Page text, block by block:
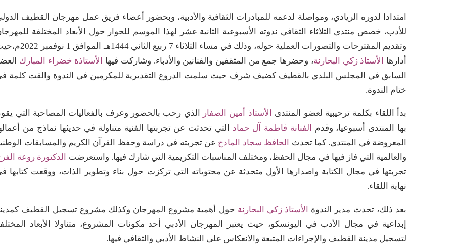
امتدادا لدوره الريادي، ومواصلة لدعمه للمبادرات الثقافية والأدبية، وبحضور أعضاء فريق عمل مهرجان القطيف
للأدب، خصص منتدى الثلاثاء الثقافي ندوته الأسبوعية الثانية عشر لهذا الموسم للحوار حول الأبعاد المختلفة
وتقديم المقترحات والتصورات العملية حوله، وذلك في مساء الثلاثاء 7 ربيع الثاني 1444هـ
أدارها
الأستاذ زكي البحارنة، وحضرها جمع من المثقفين والفنانين والأدباء. وشاركت فيها الأستاذة خضراء المبارك
السابق في المجلس البلدي بالقطيف كضيف شرف حيث سلمت الدروع التقديرية للمكرمين في الندوة والقت كلمة
ختام الندوة.
بدأ اللقاء بكلمة ترحيبية لعضو المنتدى الأستاذ أمين الصفار
الذي رحب بالحضور وعرف بالفعاليات المصاحبة التي
بها المنتدى أسبوعيا، وقدم
الفنانة فاطمة آل حماد التي تحدثت عن تجربتها الفنية متناولة في حديثها نماذج من
المعروضة في المنتدى. كما تحدث
الحافظ سجاد المادح عن تجربته في دراسة وحفظ القرآن الكريم والمسابقات
والعالمية التي فاز فيها في مجال الحفظ، ومختلف المناسبات التكريمية التي شارك فيها. واستعرضت الدكتورة روعة
تجربتها في مجال الكتابة واصدارها الأول متحدثة عن محتوياته التي تركزت حول بناء وتطوير الذات، ووقعت كتابها
نهاية اللقاء.
بعد ذلك، تحدث مدير الندوة الأستاذ زكي البحارنة حول أهمية مشروع المهرجان وكذلك مشروع تسجيل القطيف
إبداعية في مجال الأدب في اليونسكو، حيث يعتبر المهرجان الأدبي أحد مكونات المشروع، متناولا الأبعاد
لتسجيل مدينة القطيف والإجراءات المتبعة والانعكاس على النشاط الأدبي والثقافي فيها.